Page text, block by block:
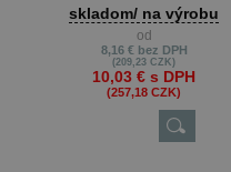
125cm
skladom/ na výrobu
od
8,16 € bez DPH
(209,23 CZK)
10,03 € s DPH
(257,18 CZK)